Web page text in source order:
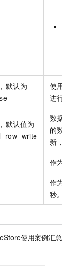
默认为
使用
进行
默认值为
数据
的数
新，
作为
作为
秒。
使用案例汇总